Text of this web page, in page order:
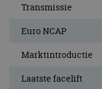
Transmissie
Euro NCAP
Marktintroductie
Laatste facelift